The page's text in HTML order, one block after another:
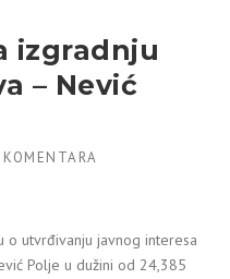
izgradnju
– Nević
utvrđivanju javnog interesa
Polje u dužini od 24,385